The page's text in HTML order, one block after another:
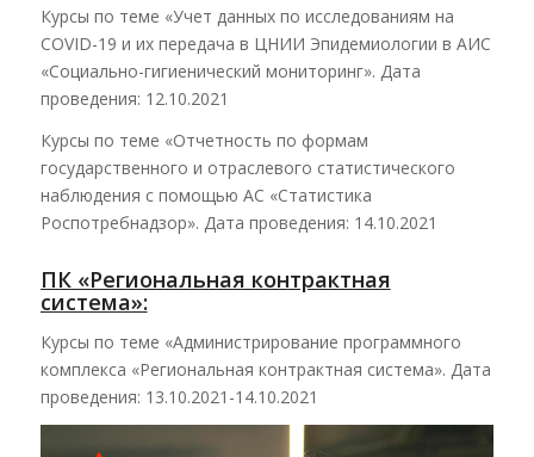
Курсы по теме «Учет данных по исследованиям на
COVID-19 и их передача в ЦНИИ Эпидемиологии в АИС
«Социально-гигиенический мониторинг». Дата
проведения: 12.10.2021
Курсы по теме «Отчетность по формам
государственного и отраслевого статистического
наблюдения с помощью АС «Статистика
Роспотребнадзор». Дата проведения: 14.10.2021
ПК «Региональная контрактная
система»:
Курсы по теме «Администрирование программного
комплекса «Региональная контрактная система». Дата
проведения: 13.10.2021-14.10.2021